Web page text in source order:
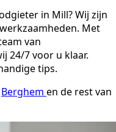
in Mill? Wij zijn
Met
van
24/7 voor u klaar.
tips.
Berghem en de rest van